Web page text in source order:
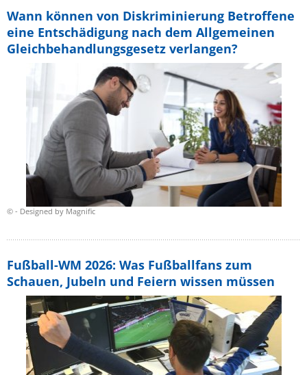
© - Designed by Magnific
Wann können von Diskriminierung Betroffene
eine Entschädigung nach dem Allgemeinen
Gleichbehandlungsgesetz verlangen?
Fußball-WM 2026: Was Fußballfans zum
Schauen, Jubeln und Feiern wissen müssen